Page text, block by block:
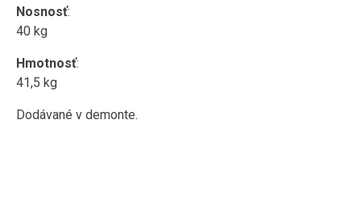
Nosnosť:
40 kg
Hmotnosť:
41,5 kg
Dodávané v demonte.